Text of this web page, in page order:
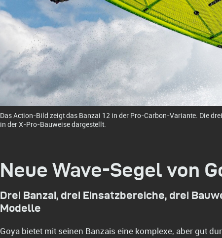
Das Action-Bild zeigt das Banzai 12 in der Pro-Carbon-Variante. Die
in der X-Pro-Bauweise dargestellt.
Neue Wave-Segel von
Drei Banzai, drei Einsatzbereiche, drei
Modelle
Goya bietet mit seinen Banzais eine komplexe, aber gut